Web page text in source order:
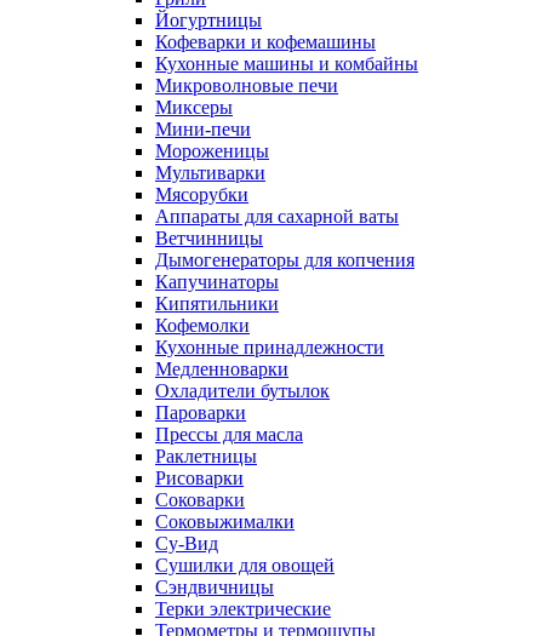
Йогуртницы
Кофеварки и кофемашины
Кухонные машины и комбайны
Микроволновые печи
Миксеры
Мини-печи
Мороженицы
Мультиварки
Мясорубки
Аппараты для сахарной ваты
Ветчинницы
Дымогенераторы для копчения
Капучинаторы
Кипятильники
Кофемолки
Кухонные принадлежности
Медленноварки
Охладители бутылок
Пароварки
Прессы для масла
Раклетницы
Рисоварки
Соковарки
Соковыжималки
Су-Вид
Сушилки для овощей
Сэндвичницы
Терки электрические
Термометры и термощупы